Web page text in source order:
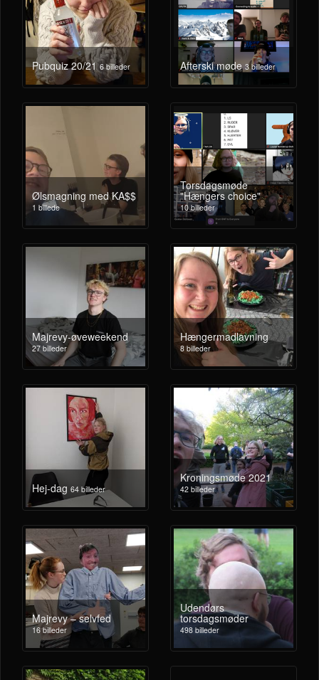
Pubquiz 20/216 billeder Afterski møde 3 billeder
Ølsmagning med KA$$
1 billede
Torsdagsmøde
"Hængers choice"
10 billeder
Majrevy-øveweekend
27 billeder
Hængermadlavning
8 billeder
Hej-dag 64 billeder
Kroningsmøde 2021
42 billeder
Majrevy – selvfed
16 billeder
Udendørs
torsdagsmøder
498 billeder